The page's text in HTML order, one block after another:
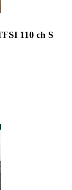
110 ch S